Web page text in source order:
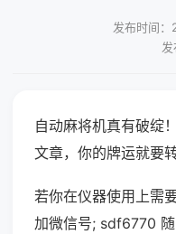
发布时间
自动麻将机真有破绽
文章，你的牌运就要转
若你在仪器使用上需
加微信号; sdf6770 随